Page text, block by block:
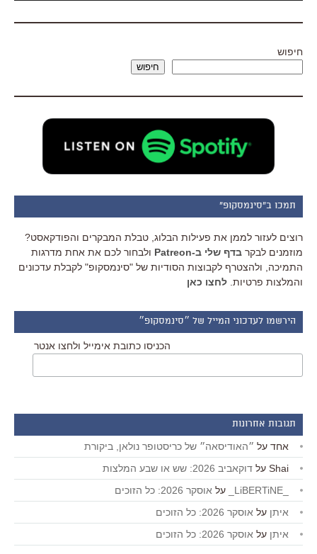
חיפוש
חיפוש
תמכו ב"סינמסקופ"
רוצים לעזור לממן את פעילות הבלוג, טבלת המבקרים והפודקאסט?
מוזמנים לבקר בדף שלי ב-Patreon
ולבחור לכם את אחת מדרגות
התמיכה, ולהצטרף לקבוצות הסודיות של "סינמסקופ" לקבלת עדכונים
והמלצות פרטיות. לחצו כאן
הירשמו לעדכוני המייל של ״סינמסקופ״
הכניסו כתובת אימייל ולחצו אנטר
תגובות אחרונות
אחד על ״האודיסאה״ של כריסטופר נולאן, ביקורת
Shai על דוקאביב 2026: שש או שבע המלצות
על אוסקר 2026: כל הזוכים
איתן על אוסקר 2026: כל הזוכים
איתן על אוסקר 2026: כל הזוכים